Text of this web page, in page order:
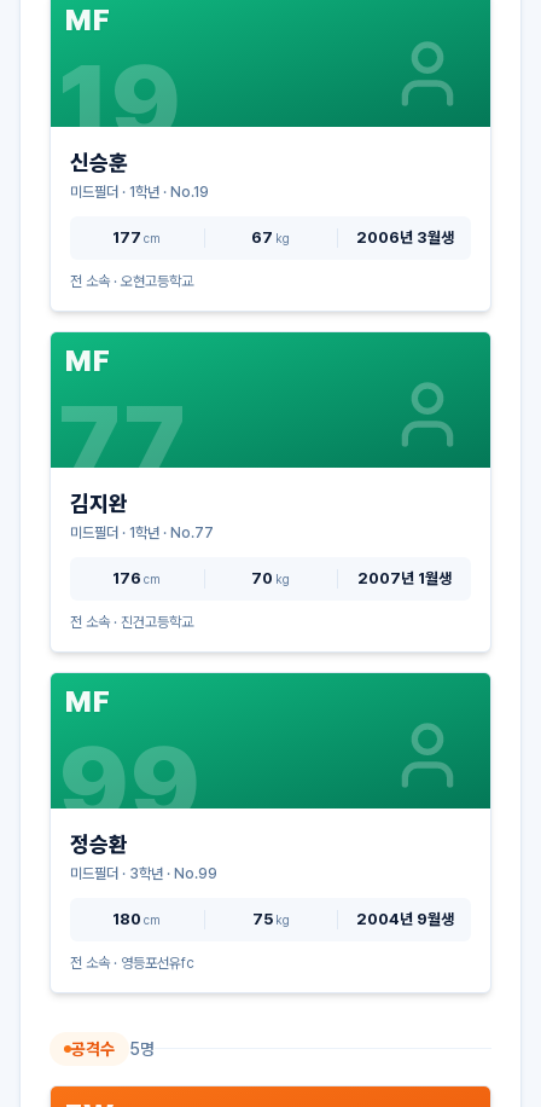
MF
19
신승훈
미드필더 · 1학년 · No.19
177 cm 67 kg 2006년 3월생
전 소속 · 오현고등학교
MF
77
김지완
미드필더 · 1학년 · No.77
176 cm 70 kg 2007년 1월생
전 소속 · 진건고등학교
MF
99
정승환
미드필더 · 3학년 · No.99
180 cm 75 kg 2004년 9월생
전 소속 · 영등포선유fc
공격수 5명